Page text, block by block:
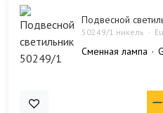
Подвесной
50249/1 никель
Сменная лампа